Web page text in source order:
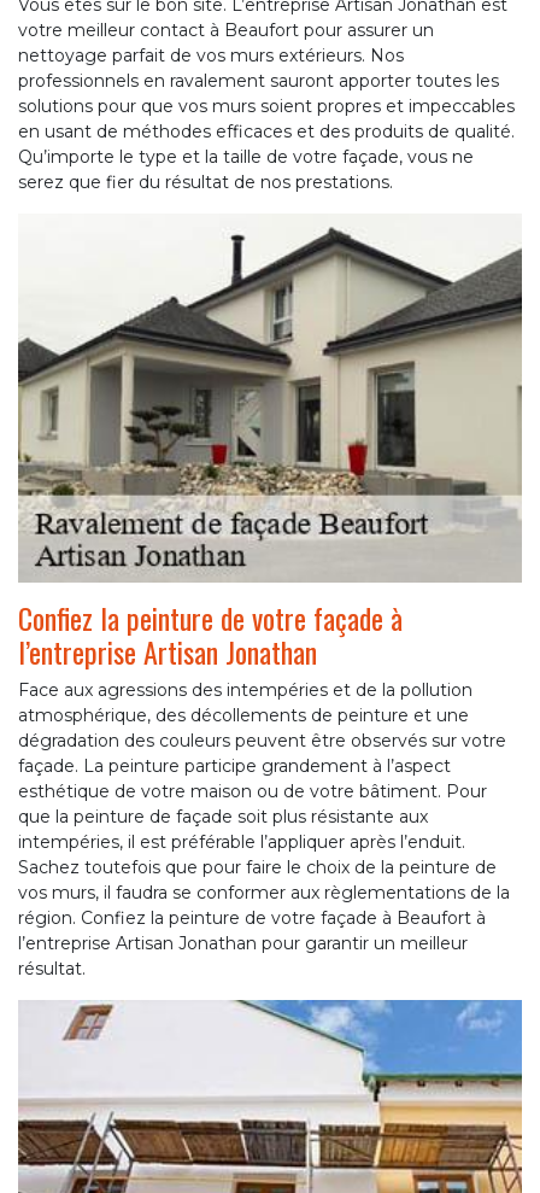
Vous êtes sur le bon site. L’entreprise Artisan Jonathan est
votre meilleur contact à Beaufort pour assurer un
nettoyage parfait de vos murs extérieurs. Nos
professionnels en ravalement sauront apporter toutes les
solutions pour que vos murs soient propres et impeccables
en usant de méthodes efficaces et des produits de qualité.
Qu’importe le type et la taille de votre façade, vous ne
serez que fier du résultat de nos prestations.
Confiez la peinture de votre façade à
l’entreprise Artisan Jonathan
Face aux agressions des intempéries et de la pollution
atmosphérique, des décollements de peinture et une
dégradation des couleurs peuvent être observés sur votre
façade. La peinture participe grandement à l’aspect
esthétique de votre maison ou de votre bâtiment. Pour
que la peinture de façade soit plus résistante aux
intempéries, il est préférable l’appliquer après l’enduit.
Sachez toutefois que pour faire le choix de la peinture de
vos murs, il faudra se conformer aux règlementations de la
région. Confiez la peinture de votre façade à Beaufort à
l’entreprise Artisan Jonathan pour garantir un meilleur
résultat.